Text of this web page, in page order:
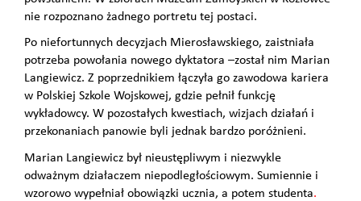
nie rozpoznano żadnego portretu tej postaci.
Po niefortunnych decyzjach Mierosławskiego, zaistniała
potrzeba powołania nowego dyktatora –został nim Marian
Langiewicz. Z poprzednikiem łączyła go zawodowa kariera
w Polskiej Szkole Wojskowej, gdzie pełnił funkcję
wykładowcy. W pozostałych kwestiach, wizjach działań i
przekonaniach panowie byli jednak bardzo poróżnieni.
Marian Langiewicz był nieustępliwym i niezwykle
odważnym działaczem niepodległościowym. Sumiennie i
wzorowo wypełniał obowiązki ucznia, a potem studenta.